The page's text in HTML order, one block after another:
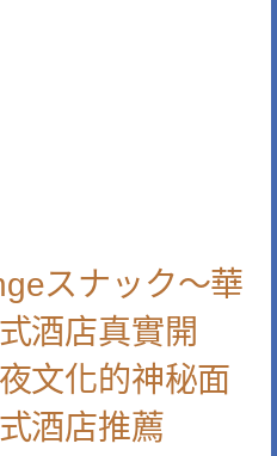
スナック～華
酒店真實開
文化的神秘面
酒店推薦